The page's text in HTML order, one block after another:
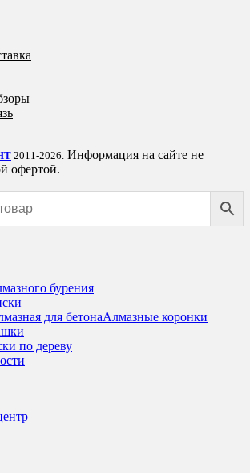
2011-2026. Информация на сайте не
офертой.
бурения
Алмазные коронки
по дереву